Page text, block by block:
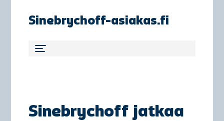
Sinebrychoff-asiakas.fi
Sinebrychoff jatkaa